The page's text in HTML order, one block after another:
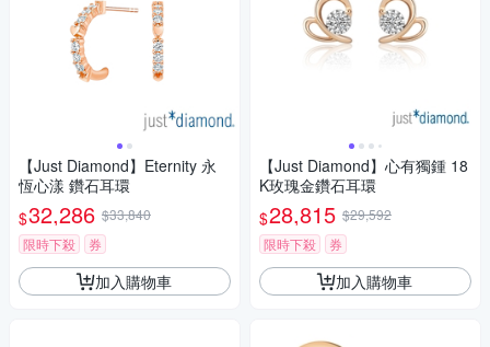
【Just Diamond】Eternity 永
恆心漾 鑽石耳環
$32,286 $33,840
限時下殺
券
加入購物車
【Just Diamond】心有獨鍾 18
K玫瑰金鑽石耳環
$28,815 $29,592
限時下殺
券
加入購物車